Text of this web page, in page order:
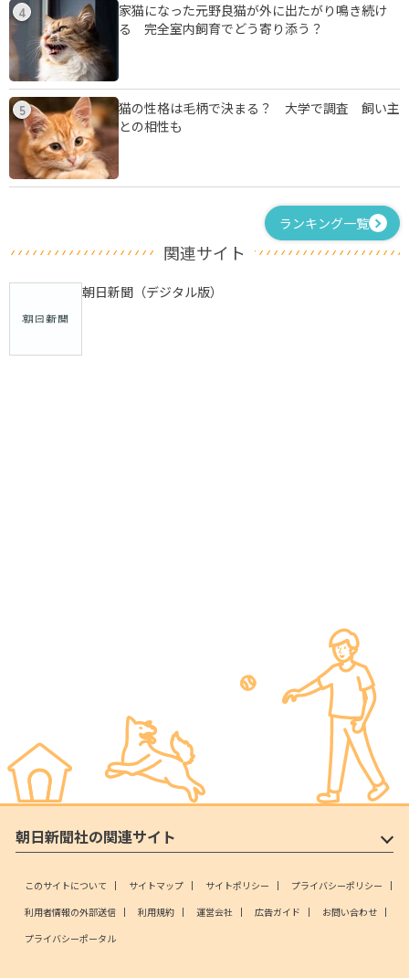
4
家猫になった元野良猫が外に出たがり鳴き続け
る 完全室内飼育でどう寄り添う？
5
猫の性格は毛柄で決まる？ 大学で調査 飼い主
との相性も
ランキング一覧
関連サイト
朝日新聞（デジタル版）
朝日新聞社の関連サイト
このサイトについて サイトマップ サイトポリシー
プライバシーポリシー
利用者情報の外部送信
利用規約 運営会社 広告ガイド
お問い合わせ
プライバシーポータル